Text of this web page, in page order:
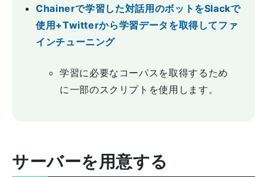
Chainerで学習した対話用のボットをSlackで
使用+Twitterから学習データを取得してファ
インチューニング
学習に必要なコーパスを取得するため
に一部のスクリプトを使用します。
サーバーを用意する